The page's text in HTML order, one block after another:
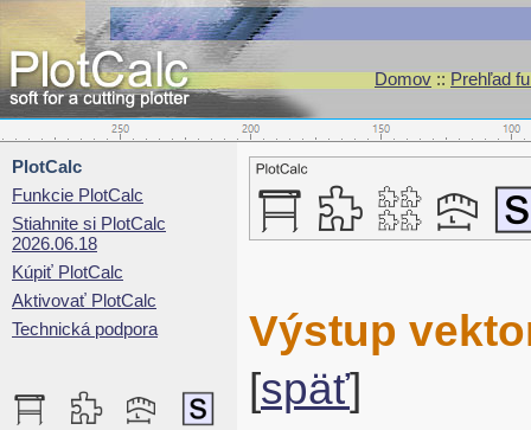
Domov::Prehľad
PlotCalc
Funkcie PlotCalc
Stiahnite si PlotCalc
2026.06.18
Kúpiť PlotCalc
Aktivovať PlotCalc
Technická podpora
Výstup
[späť]